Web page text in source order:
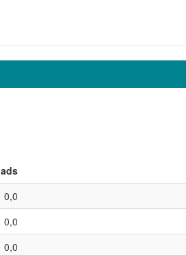
0,0
0,0
0,0